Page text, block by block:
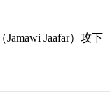
Jaafar）攻下